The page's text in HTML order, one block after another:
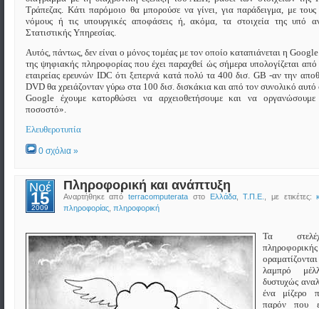
Τράπεζας. Κάτι παρόμοιο θα μπορούσε να γίνει, για παράδειγμα, με τους
νόμους ή τις υπουργικές αποφάσεις ή, ακόμα, τα στοιχεία της υπό
Στατιστικής Υπηρεσίας.
Αυτός, πάντως, δεν είναι ο μόνος τομέας με τον οποίο καταπιάνεται η
της ψηφιακής πληροφορίας που έχει παραχθεί ώς σήμερα υπολογίζεται από
εταιρείας ερευνών IDC ότι ξεπερνά κατά πολύ τα 400 δισ. GB -αν την
DVD θα χρειάζονταν γύρω στα 100 δισ. δισκάκια και από τον συνολικό
Google έχουμε κατορθώσει να αρχειοθετήσουμε και να
ποσοστό».
Ελευθεροτυπία
0 σχόλια »
Νοέ
15
2009
Πληροφορική και ανάπτυξη
Αναρτήθηκε απόterracomputerata στο Ελλάδα,Τ.Π.Ε. , με ετικέτες:
πληροφορίας, πληροφορική
Τα
λαμπρό
δυστυχώς
ένα μίζερο
παρόν που